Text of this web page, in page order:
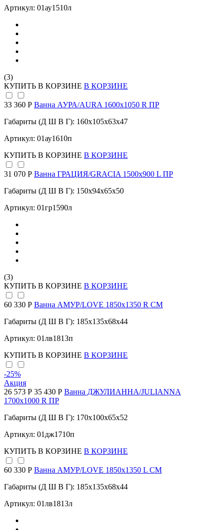
Артикул: 01ау1510л
(3)
КУПИТЬ В КОРЗИНЕ В КОРЗИНЕ
33 360 Р Ванна АУРА/AURA 1600х1050 R ПР
Габариты (Д Ш В Г): 160x105x63x47
Артикул: 01ау1610п
КУПИТЬ В КОРЗИНЕ В КОРЗИНЕ
31 070 Р Ванна ГРАЦИЯ/GRACIA 1500х900 L ПР
Габариты (Д Ш В Г): 150x94x65x50
Артикул: 01гр1590л
(3)
КУПИТЬ В КОРЗИНЕ В КОРЗИНЕ
60 330 Р Ванна АМУР/LOVE 1850х1350 R СМ
Габариты (Д Ш В Г): 185x135x68x44
Артикул: 01лв1813п
КУПИТЬ В КОРЗИНЕ В КОРЗИНЕ
-25%
Акция
26 573 Р 35 430 Р Ванна ДЖУЛИАННА/JULIANNA
1700х1000 R ПР
Габариты (Д Ш В Г): 170x100x65x52
Артикул: 01дж1710п
КУПИТЬ В КОРЗИНЕ В КОРЗИНЕ
60 330 Р Ванна АМУР/LOVE 1850х1350 L СМ
Габариты (Д Ш В Г): 185x135x68x44
Артикул: 01лв1813л